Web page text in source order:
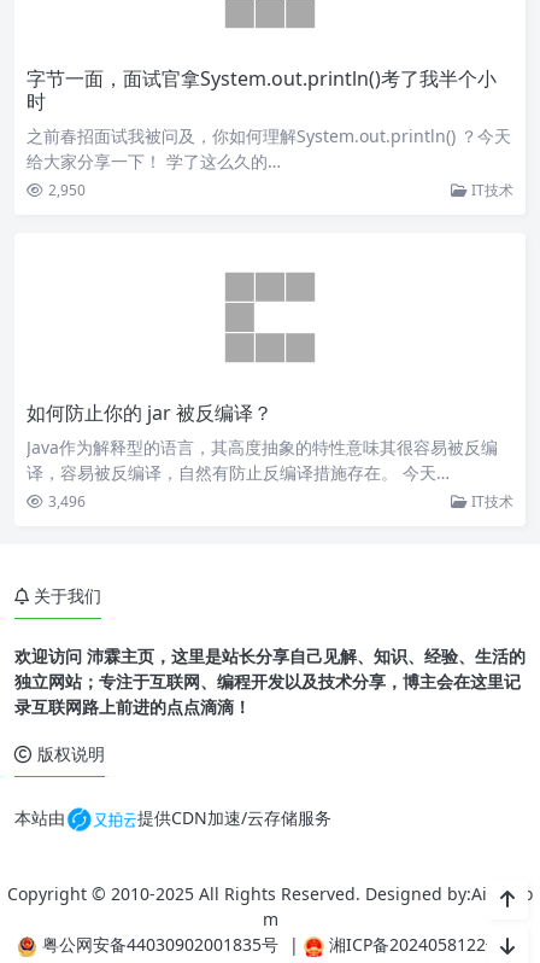
字节一面，面试官拿System.out.println()考了我半个小
时
之前春招面试我被问及，你如何理解System.out.println() ？今天
给大家分享一下！ 学了这么久的…
2,950 IT技术
如何防止你的 jar 被反编译？
Java作为解释型的语言，其高度抽象的特性意味其很容易被反编
译，容易被反编译，自然有防止反编译措施存在。 今天…
3,496 IT技术
关于我们
欢迎访问 沛霖主页，这里是站长分享自己见解、知识、经验、生活的
独立网站；专注于互联网、编程开发以及技术分享，博主会在这里记
录互联网路上前进的点点滴滴！
版权说明
本站由 提供CDN加速/云存储服务
Copyright © 2010-2025 All Rights Reserved. Designed by:Ailcc.Co
m
粤公网安备44030902001835号
| 湘ICP备2024058122号-1